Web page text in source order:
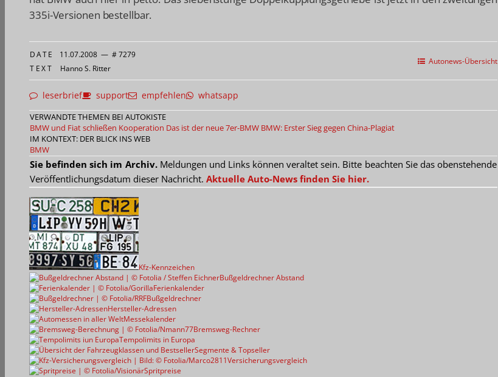
335i-Versionen bestellbar.
Autonews-Übersicht
DATE 11.07.2008 — # 7279
TEXT Hanno S. Ritter
leserbrief support empfehlen whatsapp
VERWANDTE THEMEN BEI AUTOKISTE
BMW und Fiat schließen Kooperation Das ist der neue 7er-BMW BMW: Erster Sieg gegen China-Plagiat
IM KONTEXT: DER BLICK INS WEB
BMW
Sie befinden sich im Archiv.Meldungen und Links können veraltet sein. Bitte beachten Sie das obenstehende
Veröffentlichungsdatum dieser Nachricht. Aktuelle Auto-News finden Sie hier.
Kfz-Kennzeichen
Bußgeldrechner Abstand
Ferienkalender
Bußgeldrechner
Hersteller-Adressen
Messekalender
Bremsweg-Rechner
Tempolimits in Europa
Segmente & Topseller
Versicherungsvergleich
Spritpreise